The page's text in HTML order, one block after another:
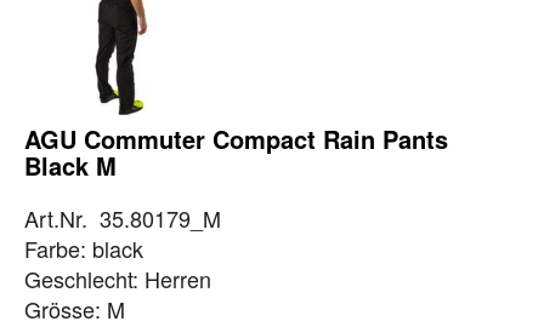
AGU Commuter Compact Rain Pants
Black M
Art.Nr. 35.80179_M
Farbe: black
Geschlecht: Herren
Grösse: M